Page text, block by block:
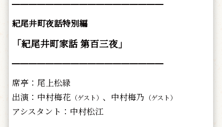
━━━━━━━━━━━━━━━━━━
紀尾井町夜話特別編
「紀尾井町家話 第百三夜」
━━━━━━━━━━━━━━━━━━
席亭：尾上松緑
出演：中村梅花 （ゲスト） 、中村梅乃 （ゲスト）
アシスタント：中村松江